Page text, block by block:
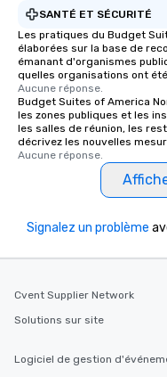
SANTÉ ET SÉCURITÉ
Les pratiques du Budget
élaborées sur la base de
émanant d'organismes
quelles organisations ont
Aucune réponse.
Budget Suites of America
les zones publiques et les
les salles de réunion, les
décrivez les nouvelles
Aucune réponse.
Signalez un problème
Cvent Supplier Network
Solutions sur site
Logiciel de gestion